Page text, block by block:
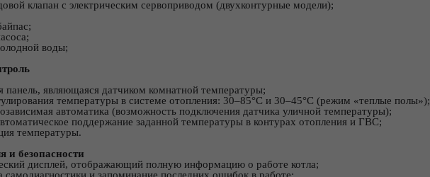
клапан с электрическим сервоприводом (двухконтурные модели);
воды;
являющаяся датчиком комнатной температуры;
температуры в системе отопления: 30–85°С и 30–45°С (режим «теплые полы»);
автоматика (возможность подключения датчика уличной температуры);
поддержание заданной температуры в контурах отопления и ГВС;
температуры.
и безопасности
дисплей, отображающий полную информацию о работе котла;